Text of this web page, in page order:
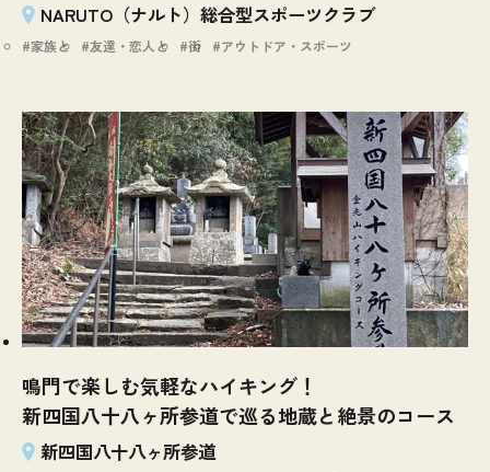
NARUTO（ナルト）総合型スポーツクラブ
家族と 友達・恋人と 街 アウトドア・スポーツ
鳴門で楽しむ気軽なハイキング！
新四国八十八ヶ所参道で巡る地蔵と絶景のコース
新四国八十八ヶ所参道